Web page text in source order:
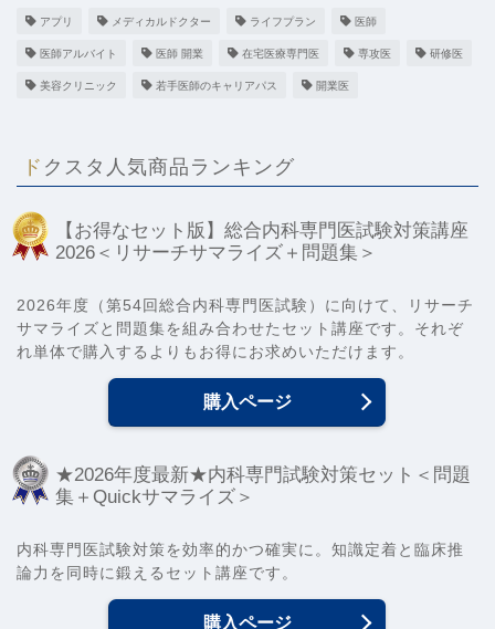
アプリ メディカルドクター ライフプラン 医師
医師アルバイト 医師 開業 在宅医療専門医 専攻医 研修医
美容クリニック 若手医師のキャリアパス 開業医
ドクスタ人気商品ランキング
【お得なセット版】総合内科専門医試験対策講座
2026＜リサーチサマライズ＋問題集＞
2026年度（第54回総合内科専門医試験）に向けて、リサーチ
サマライズと問題集を組み合わせたセット講座です。それぞ
れ単体で購入するよりもお得にお求めいただけます。
購入ページ
★2026年度最新★内科専門試験対策セット＜問題
集＋Quickサマライズ＞
内科専門医試験対策を効率的かつ確実に。知識定着と臨床推
論力を同時に鍛えるセット講座です。
購入ページ